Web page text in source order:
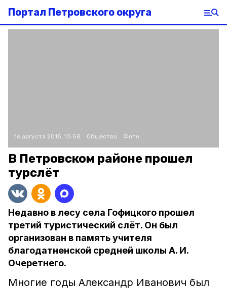
Портал Петровского округа
16 августа 2015, 13:58 Общество Фото:
В Петровском районе прошел
турслёт
Недавно в лесу села Гофицкого прошел
третий туристический слёт. Он был
организован в память учителя
благодатненской средней школы А. И.
Очеретнего.
Многие годы Александр Иванович был